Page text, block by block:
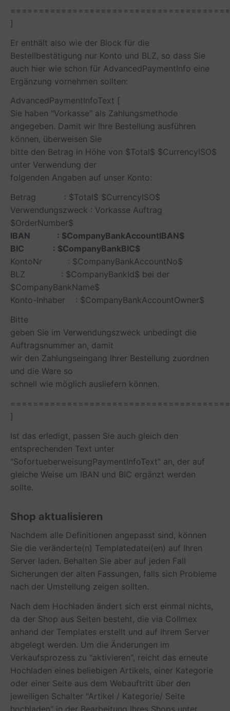
]
Er enthält also wie der Block für die
Bestellbestätigung nur Konto und BLZ, so dass Sie
auch hier wie schon für AdvancedPaymentInfo eine
Ergänzung vornehmen sollten:
AdvancedPaymentInfoText [
Sie haben "Vorkasse" als Zahlungsmethode
angegeben. Damit wir Ihre Bestellung ausführen
können, überweisen Sie
bitte den Betrag in Höhe von $Total$ $CurrencyISO$
unter Verwendung der
folgenden Angaben auf unser Konto:
Betrag : $Total$ $CurrencyISO$
Verwendungszweck : Vorkasse Auftrag
$OrderNumber$
IBAN : $CompanyBankAccountIBAN$
BIC : $CompanyBankBIC$
KontoNr : $CompanyBankAccountNo$
BLZ : $CompanyBankId$ bei der
$CompanyBankName$
Konto-Inhaber : $CompanyBankAccountOwner$
Bitte
geben Sie im Verwendungszweck unbedingt die
Auftragsnummer an, damit
wir den Zahlungseingang Ihrer Bestellung zuordnen
und die Ware so
schnell wie möglich ausliefern können.
]
Ist das erledigt, passen Sie auch gleich den
entsprechenden Text unter
"SofortueberweisungPaymentInfoText" an, der auf
gleiche Weise um IBAN und BIC ergänzt werden
sollte.
Shop aktualisieren
Nachdem alle Definitionen angepasst sind, können
Sie die veränderte(n) Templatedatei(en) auf Ihren
Server laden. Behalten Sie aber auf jeden Fall
Sicherungen der alten Fassungen, falls sich Probleme
nach der Umstellung zeigen sollten.
Nach dem Hochladen ändert sich erst einmal nichts,
da der Shop aus Seiten besteht, die via Collmex
anhand der Templates erstellt und auf Ihrem Server
abgelegt werden. Um die Änderungen im
Verkaufsprozess zu "aktivieren", reicht das erneute
Hochladen eines beliebigen Artikels, einer Kategorie
oder einer Seite aus dem Webauftritt über den
jeweiligen Schalter "Artikel / Kategorie/ Seite